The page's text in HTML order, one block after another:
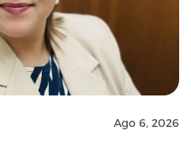
Ago 6, 2026